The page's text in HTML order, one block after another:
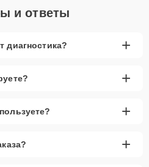
и ответы
диагностика? +
+
+
+